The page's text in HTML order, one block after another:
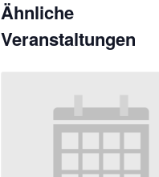
Ähnliche
Veranstaltungen